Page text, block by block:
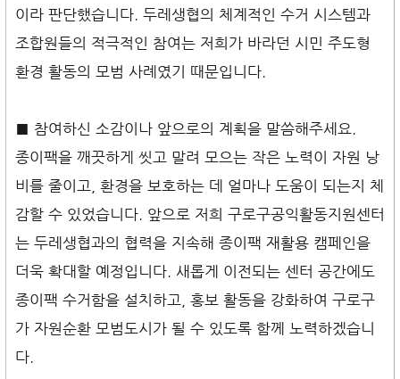
이라 판단했습니다. 두레생협의 체계적인 수거 시스템과
조합원들의 적극적인 참여는 저희가 바라던 시민 주도형
환경 활동의 모범 사례였기 때문입니다.
■ 참여하신 소감이나 앞으로의 계획을 말씀해주세요.
종이팩을 깨끗하게 씻고 말려 모으는 작은 노력이 자원 낭
비를 줄이고, 환경을 보호하는 데 얼마나 도움이 되는지 체
감할 수 있었습니다. 앞으로 저희 구로구공익활동지원센터
는 두레생협과의 협력을 지속해 종이팩 재활용 캠페인을
더욱 확대할 예정입니다. 새롭게 이전되는 센터 공간에도
종이팩 수거함을 설치하고, 홍보 활동을 강화하여 구로구
가 자원순환 모범도시가 될 수 있도록 함께 노력하겠습니
다.